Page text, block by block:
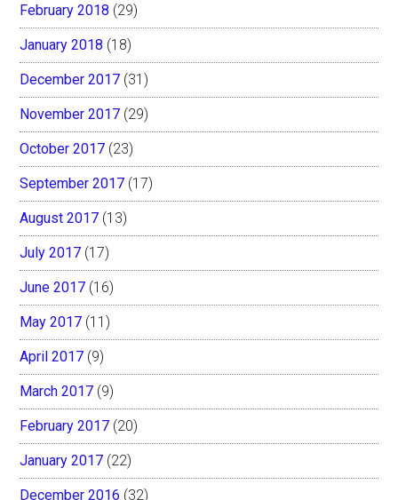
February 2018 (29)
January 2018 (18)
December 2017 (31)
November 2017 (29)
October 2017 (23)
September 2017 (17)
August 2017 (13)
July 2017 (17)
June 2017 (16)
May 2017 (11)
April 2017 (9)
March 2017 (9)
February 2017 (20)
January 2017 (22)
December 2016 (32)